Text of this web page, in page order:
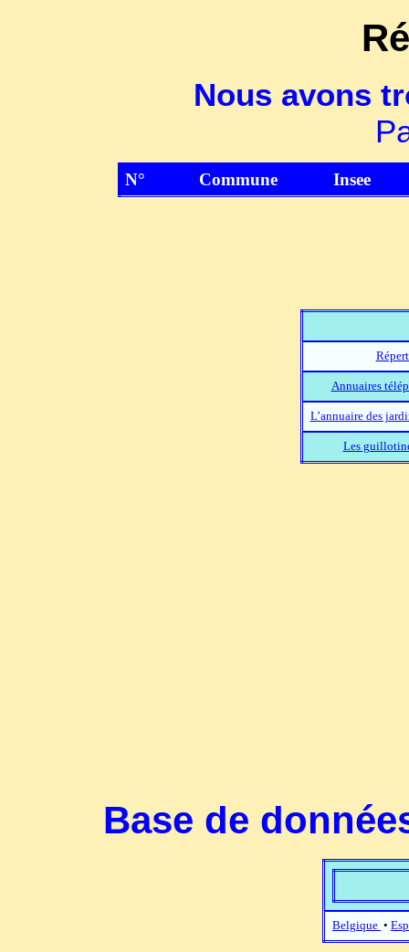
Nous avons
N° Commune Insee
Annuaires
L’annuaire des
Les
Base de
Belgique •